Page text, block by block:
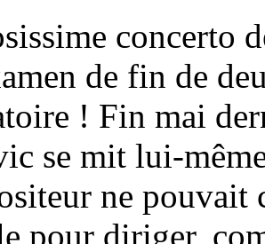
concerto
de fin de
! Fin mai
se mit lui-
ne pouvait
pour diriger,